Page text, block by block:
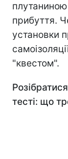
прибуття.
установки
"квестом".
тесті: що